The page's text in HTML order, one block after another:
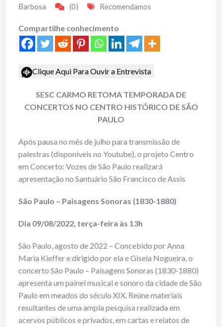
Barbosa
(0) Recomendamos
Compartilhe conhecimento
Clique Aqui Para Ouvir a Entrevista
SESC CARMO RETOMA TEMPORADA DE
CONCERTOS NO CENTRO HISTÓRICO DE SÃO
PAULO
Após pausa no mês de julho para transmissão de
palestras (disponíveis no Youtube), o projeto Centro
em Concerto: Vozes de São Paulo realizará
apresentação no Santuário São Francisco de Assis
São Paulo – Paisagens Sonoras (1830-1880)
Dia 09/08/2022, terça-feira às 13h
São Paulo, agosto de 2022 – Concebido por Anna
Maria Kieffer e dirigido por ela e Gisela Nogueira, o
concerto São Paulo – Paisagens Sonoras (1830-1880)
apresenta um painel musical e sonoro da cidade de São
Paulo em meados do século XIX. Reúne materiais
resultantes de uma ampla pesquisa realizada em
acervos públicos e privados, em cartas e relatos de